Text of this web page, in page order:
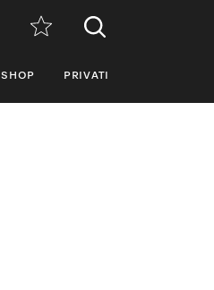
SHOP PRIVATI